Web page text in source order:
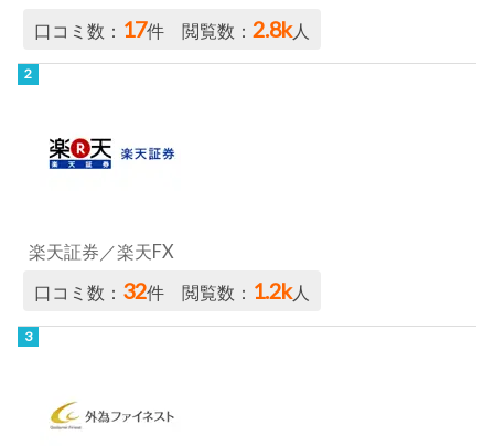
口コミ数： 17件 閲覧数：2.8k人
楽天証券／楽天FX
口コミ数： 32件 閲覧数： 1.2k人